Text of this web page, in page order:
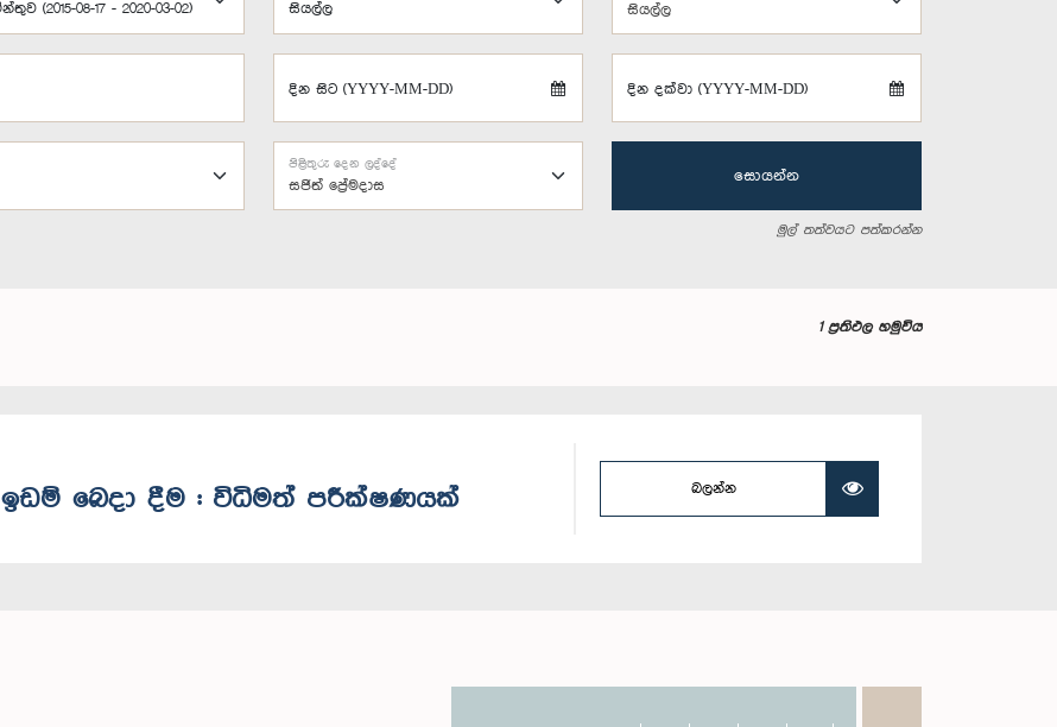
සියල්ල
දින සිට (YYYY-MM-DD) දින දක්වා (YYYY-MM-DD)
සජිත් ප්‍රේමදාස
පිළිතුරු දෙන ලද්දේ
සොයන්න
මුල් තත්වයට පත්කරන්න
1 ප්‍රතිඵල හමුවිය
ඉඩම් බෙදා දීම : විධිමත් පරීක්ෂණයක් බලන්න